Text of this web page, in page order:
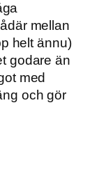
mellan
helt ännu)
godare än
med
och gör